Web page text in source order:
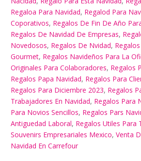
Regaloa Para Navidad, Regalod Para
Coporativos, Regalos De Fin De Año
Regalos De Navidad De Empresas,
Novedosos, Regalos De Nvidad,
Gourmet, Regalos Navideños Para La
Originales Para Colaboradores, Regalos
Regalos Papa Navidad, Regalos Para
Regalos Para Diciembre 2023, Regalos
Trabajadores En Navidad, Regalos Para
Para Novios Sencillos, Regalos Pars
Antiguedad Laboral, Regalos Utiles Para
Souvenirs Empresariales Mexico,Venta
Navidad En Carrefour